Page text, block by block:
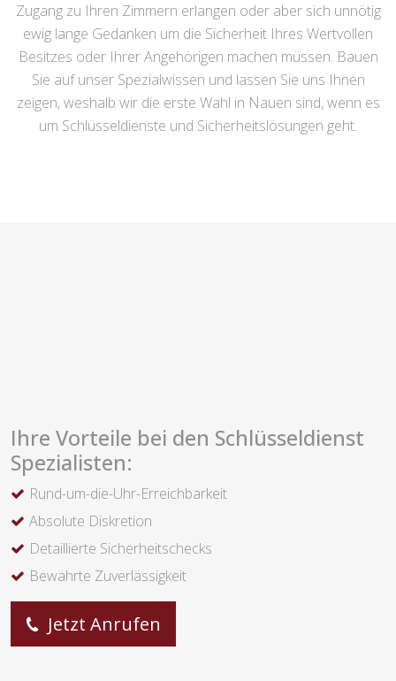
Zugang zu Ihren Zimmern erlangen oder aber sich unnötig
ewig lange Gedanken um die Sicherheit Ihres Wertvollen
Besitzes oder Ihrer Angehörigen machen müssen. Bauen
Sie auf unser Spezialwissen und lassen Sie uns Ihnen
zeigen, weshalb wir die erste Wahl in Nauen sind, wenn es
um Schlüsseldienste und Sicherheitslösungen geht.
Ihre Vorteile bei den Schlüsseldienst
Spezialisten:
Rund-um-die-Uhr-Erreichbarkeit
Absolute Diskretion
Detaillierte Sicherheitschecks
Bewährte Zuverlässigkeit
Jetzt Anrufen